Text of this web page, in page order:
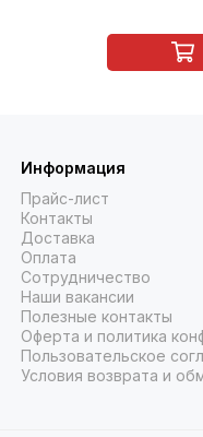
Информация
Прайс-лист
Контакты
Доставка
Оплата
Сотрудничество
Наши вакансии
Полезные контакты
Оферта и политика
Пользовательское
Условия возврата и